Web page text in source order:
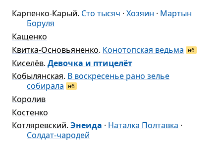
Карпенко-Карый. Сто тысяч · Хозяин · Мартын
Боруля
Кащенко
Квитка-Основьяненко. Конотопская ведьма нб
Киселёв. Девочка и птицелёт
Кобылянская. В воскресенье рано зелье
собирала
нб
Королив
Костенко
Котляревский. Энеида · Наталка Полтавка ·
Солдат-чародей